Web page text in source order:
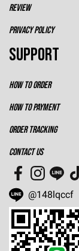
REVIEW
PRIVACY POLICY
SUPPORT
HOW TO ORDER
HOW TO PAYMENT
ORDER TRACKING
CONTACT US
@148lqccf